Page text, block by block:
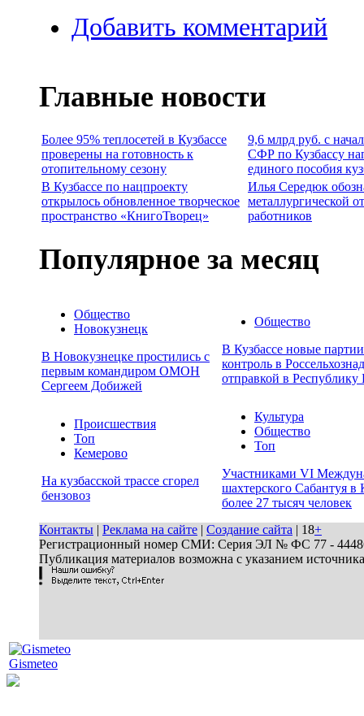
Добавить комментарий
Главные новости
Более 95% теплосетей в Кузбассе
проверены на готовность к
отопительному сезону
9,6 млрд руб. с
СФР по Кузбассу
единого пособия
В Кузбассе по нацпроекту
открылось обновленное творческое
пространство «КнигоТворец»
Илья Середюк
металлургической
работников
Популярное за месяц
Общество
Новокузнецк
В Новокузнецке простились с
первым командиром ОМОН
Сергеем Добижей
Общество
В Кузбассе новые
контроль в
отправкой в Республику
Происшествия
Топ
Кемерово
На кузбасской трассе сгорел
бензовоз
Культура
Общество
Топ
Участниками VI
шахтерского Сабантуя в
более 27 тысяч человек
Контакты | Реклама на сайте | Создание сайта | 18+
Регистрационный номер СМИ: Серия ЭЛ № ФС 77 - 44486
Публикация материалов возможна с указанием
Gismeteo